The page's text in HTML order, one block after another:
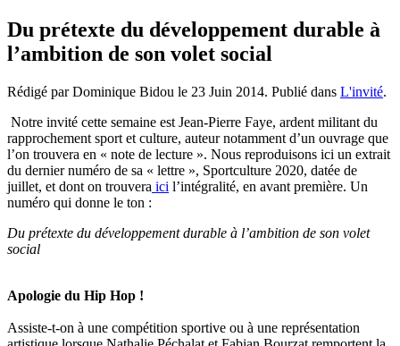
Du prétexte du développement durable à
l’ambition de son volet social
Rédigé par Dominique Bidou le 23 Juin 2014. Publié dans L'invité.
Notre invité cette semaine est Jean-Pierre Faye, ardent militant du
rapprochement sport et culture, auteur notamment d’un ouvrage que
l’on trouvera en « note de lecture ». Nous reproduisons ici un extrait
du dernier numéro de sa « lettre », Sportculture 2020, datée de
juillet, et dont on trouvera ici l’intégralité, en avant première. Un
numéro qui donne le ton :
Du prétexte du développement durable à l’ambition de son volet
social
Apologie du Hip Hop !
Assiste-t-on à une compétition sportive ou à une représentation